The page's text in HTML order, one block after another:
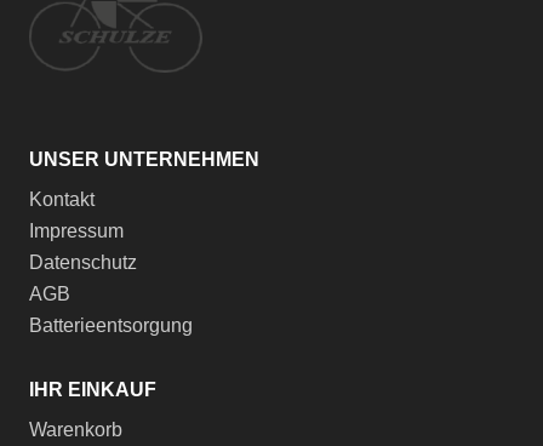
UNSER UNTERNEHMEN
Kontakt
Impressum
Datenschutz
AGB
Batterieentsorgung
IHR EINKAUF
Warenkorb